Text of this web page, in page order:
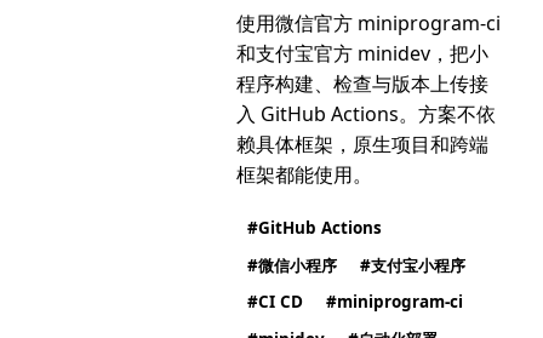
使用微信官方 miniprogram-ci
和支付宝官方 minidev，把小
程序构建、检查与版本上传接
入 GitHub Actions。方案不依
赖具体框架，原生项目和跨端
框架都能使用。
GitHub Actions
微信小程序
支付宝小程序
CI CD
miniprogram-ci